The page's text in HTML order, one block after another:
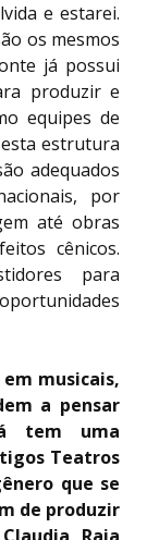
e estarei.
os mesmos
já possui
produzir e
equipes de
estrutura
adequados
por
até obras
cênicos.
para
musicais,
a pensar
tem uma
Teatros
que se
de produzir